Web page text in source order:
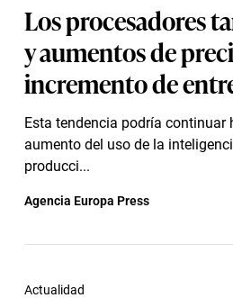
Los procesadores
y aumentos de
incremento de
Esta tendencia podría continuar
aumento del uso de la
producci...
Agencia Europa Press
Actualidad